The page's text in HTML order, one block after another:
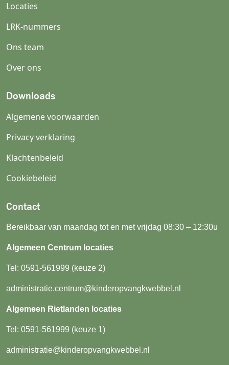
Locaties
LRK-nummers
Ons team
Over ons
Downloads
Algemene voorwaarden
Privacy verklaring
Klachtenbeleid
Cookiebeleid
Contact
Bereikbaar van maandag tot en met vrijdag 08:30 – 12:30u
Algemeen Centrum locaties
Tel: 0591-561999 (keuze 2)
administratie.centrum@kinderopvangkwebbel.nl
Algemeen Rietlanden locaties
Tel: 0591-561999 (keuze 1)
administratie@kinderopvangkwebbel.nl